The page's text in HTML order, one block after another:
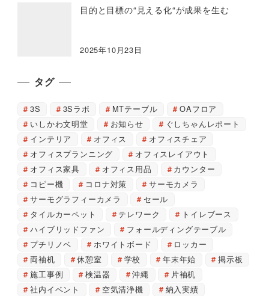
目的と目標の“見える化“が成果を生む
2025年10月23日
タグ
3S 3Sラボ MTテーブル
OAフロア
いしかわ文明堂
お知らせ
ぐしちゃんレポート
インテリア
オフィス
オフィスチェア
オフィスプランニング
オフィスレイアウト
オフィス家具
オフィス用品
カウンター
コピー機
コロナ対策
サーモカメラ
サーモグラフィーカメラ
セール
タイルカーペット
テレワーク
トイレブース
ハイブリッドファン
フォールディングテーブル
プチリノベ
ホワイトボード
ロッカー
両袖机
休憩室 学校 年末年始
掲示板
施工事例
検温器 沖縄
片袖机
社内イベント
空気清浄機
納入実績